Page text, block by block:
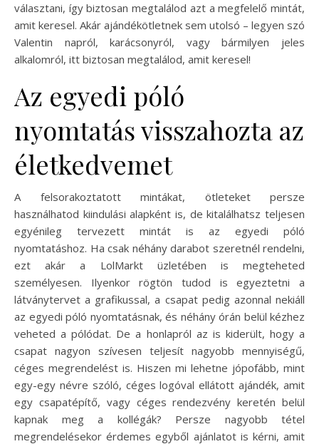
választani, így biztosan megtalálod azt a megfelelő mintát,
amit keresel. Akár ajándékötletnek sem utolsó – legyen szó
Valentin napról, karácsonyról, vagy bármilyen jeles
alkalomról, itt biztosan megtalálod, amit keresel!
Az egyedi póló
nyomtatás visszahozta az
életkedvemet
A felsorakoztatott mintákat, ötleteket persze
használhatod kiindulási alapként is, de kitalálhatsz teljesen
egyénileg tervezett mintát is az egyedi póló
nyomtatáshoz. Ha csak néhány darabot szeretnél rendelni,
ezt akár a LolMarkt üzletében is megteheted
személyesen. Ilyenkor rögtön tudod is egyeztetni a
látványtervet a grafikussal, a csapat pedig azonnal nekiáll
az egyedi póló nyomtatásnak, és néhány órán belül kézhez
veheted a pólódat. De a honlapról az is kiderült, hogy a
csapat nagyon szívesen teljesít nagyobb mennyiségű,
céges megrendelést is. Hiszen mi lehetne jópofább, mint
egy-egy névre szóló, céges logóval ellátott ajándék, amit
egy csapatépítő, vagy céges rendezvény keretén belül
kapnak meg a kollégák? Persze nagyobb tétel
megrendelésekor érdemes egyből ajánlatot is kérni, amit